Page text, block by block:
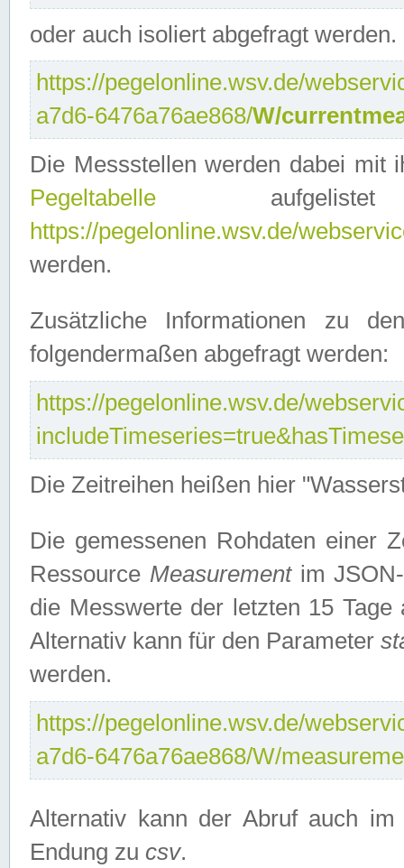
oder auch isoliert abgefragt werden.
https://pegelonline.wsv.de/
a7d6-6476a76ae868/W/
Die Messstellen werden dabei mit
Pegeltabelle
https://pegelonline.wsv.de/
werden.
Zusätzliche Informationen zu
folgendermaßen abgefragt werden:
https://pegelonline.wsv.de/
Die Zeitreihen heißen hier
Die gemessenen Rohdaten einer
Ressource Measurementim JSON-
die Messwerte der letzten 15
Alternativ kann für den Parameter
werden.
https://pegelonline.wsv.de/
a7d6-6476a76ae868/W/
Alternativ kann der Abruf auch
Endung zu csv.